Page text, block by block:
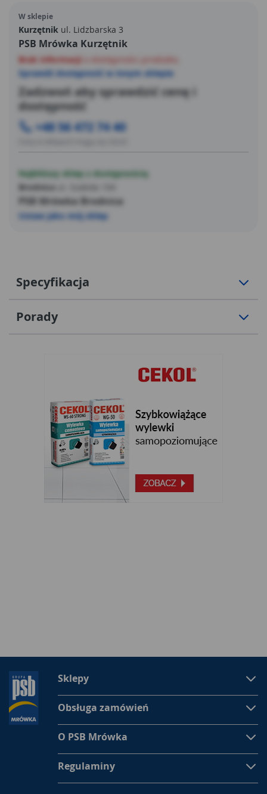
W sklepie
Kurzętnik ul. Lidzbarska 3
PSB Mrówka Kurzętnik
Brak informacji
Sprawdź dostępność w innym sklepie
Zadzwoń aby sprawdzić cenę i
dostępność
+48 56 472 74 40
Najbliższy sklep z dostępnością
Brodnica
PSB Mrówka Brodnica
Ustaw jako mój sklep
Specyfikacja
Porady
Sklepy
Obsługa zamówień
O PSB Mrówka
Regulaminy